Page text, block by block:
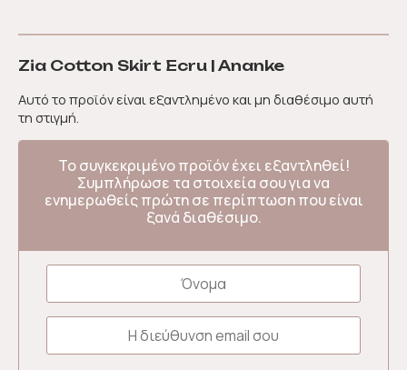
Zia Cotton Skirt Ecru | Ananke
Αυτό το προϊόν είναι εξαντλημένο και μη διαθέσιμο αυτή
τη στιγμή.
Το συγκεκριμένο προϊόν έχει εξαντληθεί!
Συμπλήρωσε τα στοιχεία σου για να
ενημερωθείς πρώτη σε περίπτωση που είναι
ξανά διαθέσιμο.